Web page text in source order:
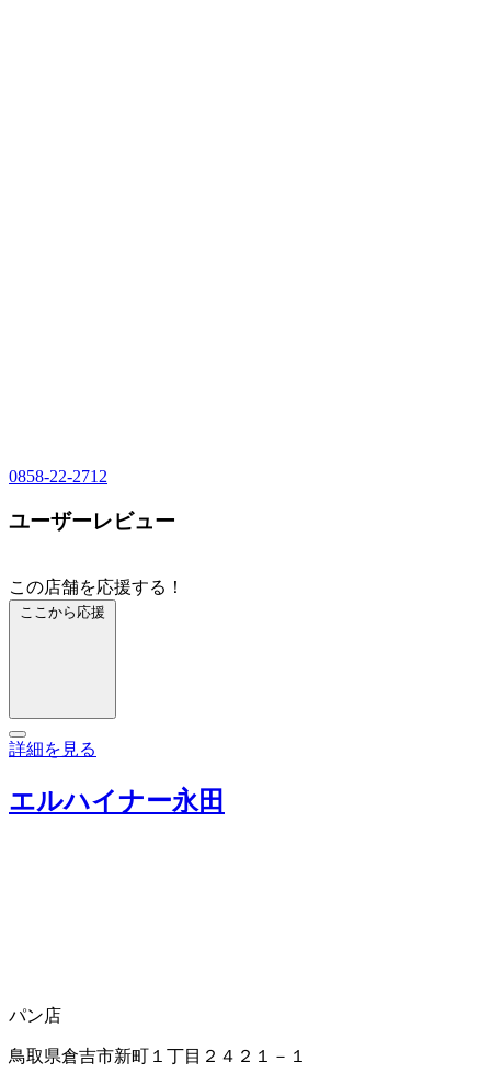
0858-22-2712
ユーザーレビュー
この店舗を応援する！
ここから応援
詳細を見る
エルハイナー永田
パン店
鳥取県倉吉市新町１丁目２４２１－１